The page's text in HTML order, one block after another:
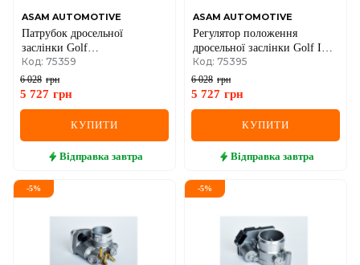
NISSAN
OPEL
PEUGEOT
POLESTAR
RAM
RAVON
RENAULT
ASAM AUTOMOTIVE
Патрубок дросельної
заслінки Golf
IV,Polo,Seat,Skoda Fabia
1.4/1.6 99- VW
Код: 75359
6 028 грн
5 727 грн
КУПИТИ
Відправка завтра
ASAM AUTOMOTIVE
Регулятор положення
дросельної заслінки Golf IV,
Polo, Skoda Octavia 1.4 VW
Код: 75395
6 028 грн
5 727 грн
КУПИТИ
Відправка завтра
-5% -5%